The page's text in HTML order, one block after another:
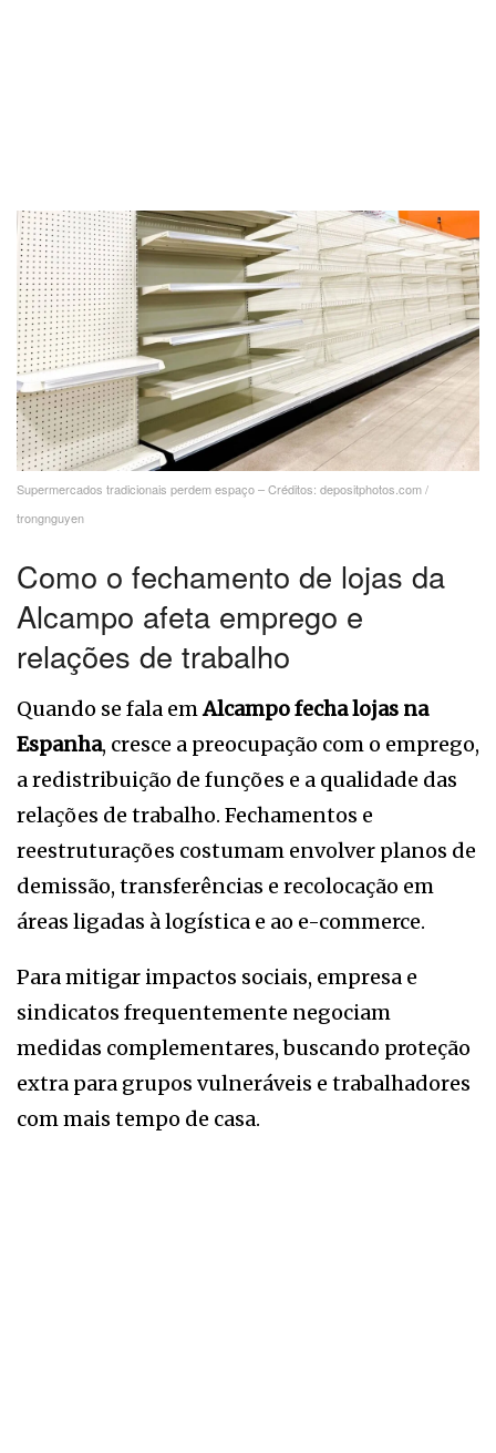
Supermercados tradicionais perdem espaço – Créditos: depositphotos.com /
trongnguyen
Como o fechamento de lojas da
Alcampo afeta emprego e
relações de trabalho
Quando se fala emAlcampo fecha lojas na
Espanha, cresce a preocupação com o emprego,
a redistribuição de funções e a qualidade das
relações de trabalho. Fechamentos e
reestruturações costumam envolver planos de
demissão, transferências e recolocação em
áreas ligadas à logística e ao e-commerce.
Para mitigar impactos sociais, empresa e
sindicatos frequentemente negociam
medidas complementares, buscando proteção
extra para grupos vulneráveis e trabalhadores
com mais tempo de casa.